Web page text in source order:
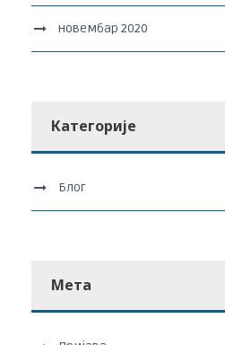
новембар 2020
Категорије
Блог
Мета